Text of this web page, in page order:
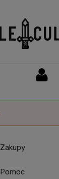
Zakupy
Pomoc